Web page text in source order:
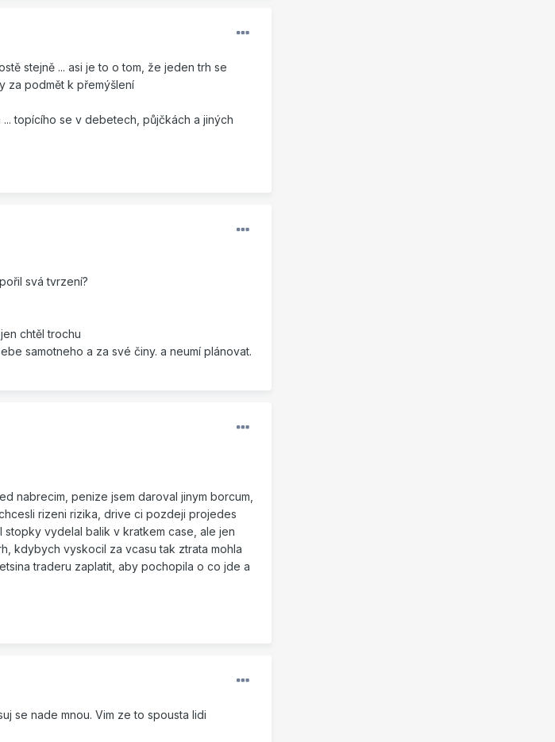
stejně ... asi je to o tom, že jeden trh se
za podmět k přemýšlení
topícího se v debetech, půjčkách a jiných
svá tvrzení?
chtěl trochu
samotneho a za své činy. a neumí plánovat.
nabrecim, penize jsem daroval jinym borcum,
rizeni rizika, drive ci pozdeji projedes
vydelal balik v kratkem case, ale jen
kdybych vyskocil za vcasu tak ztrata mohla
traderu zaplatit, aby pochopila o co jde a
se nade mnou. Vim ze to spousta lidi